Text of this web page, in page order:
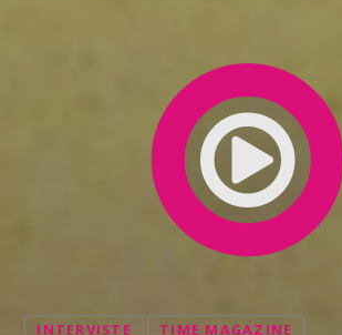
INTERVISTE TIME MAGAZINE